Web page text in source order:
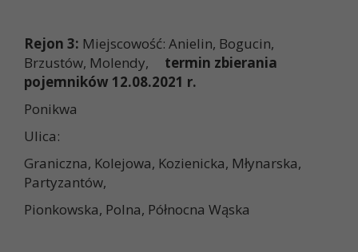
Rejon 3: Miejscowość: Anielin, Bogucin,
Brzustów, Molendy, termin zbierania
pojemników 12.08.2021 r.
Ponikwa
Ulica:
Graniczna, Kolejowa, Kozienicka, Młynarska,
Partyzantów,
Pionkowska, Polna, Północna Wąska